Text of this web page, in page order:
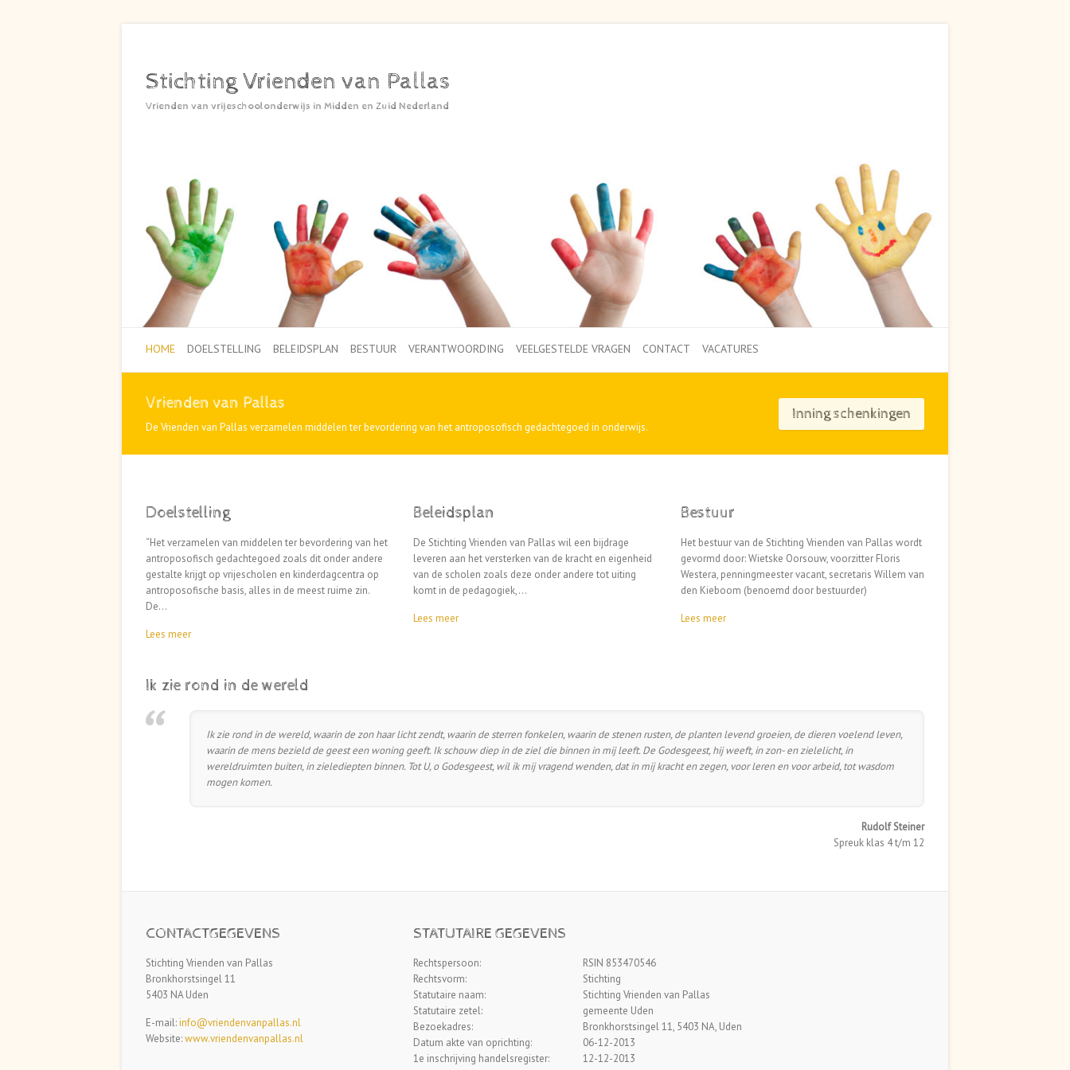
Stichting Vrienden van Pallas
Vrienden van vrijeschoolonderwijs in Midden en Zuid Nederland
HOME DOELSTELLING BELEIDSPLAN BESTUUR VERANTWOORDING VEELGESTELDE VRAGEN CONTACT VACATURES
Vrienden van Pallas
De Vrienden van Pallas verzamelen middelen ter bevordering van het antroposofisch gedachtegoed in onderwijs.
Inning schenkingen
Doelstelling
“Het verzamelen van middelen ter bevordering van het
antroposofisch gedachtegoed zoals dit onder andere
gestalte krijgt op vrijescholen en kinderdagcentra op
antroposofische basis, alles in de meest ruime zin.
De…
Lees meer
Beleidsplan
De Stichting Vrienden van Pallas wil een bijdrage
leveren aan het versterken van de kracht en eigenheid
van de scholen zoals deze onder andere tot uiting
komt in de pedagogiek,…
Lees meer
Bestuur
Het bestuur van de Stichting Vrienden van Pallas wordt
gevormd door: Wietske Oorsouw, voorzitter Floris
Westera, penningmeester vacant, secretaris Willem van
den Kieboom (benoemd door bestuurder)
Lees meer
Ik zie rond in de wereld
Ik zie rond in de wereld, waarin de zon haar licht zendt, waarin de sterren fonkelen, waarin de stenen rusten, de planten levend groeien, de dieren voelend leven,
waarin de mens bezield de geest een woning geeft. Ik schouw diep in de ziel die binnen in mij leeft. De Godesgeest, hij weeft, in zon- en zielelicht, in
wereldruimten buiten, in zielediepten binnen. Tot U, o Godesgeest, wil ik mij vragend wenden, dat in mij kracht en zegen, voor leren en voor arbeid, tot wasdom
mogen komen.
Rudolf Steiner
Spreuk klas 4 t/m 12
CONTACTGEGEVENS
Stichting Vrienden van Pallas
Bronkhorstsingel 11
5403 NA Uden
E-mail:info@vriendenvanpallas.nl
Website:www.vriendenvanpallas.nl
STATUTAIRE GEGEVENS
Rechtspersoon:
RSIN 853470546
Rechtsvorm:
Stichting
Statutaire naam:
Stichting Vrienden van Pallas
Statutaire zetel:
gemeente Uden
Bezoekadres:
Bronkhorstsingel 11, 5403 NA, Uden
Datum akte van oprichting:
06-12-2013
1e inschrijving handelsregister:
12-12-2013